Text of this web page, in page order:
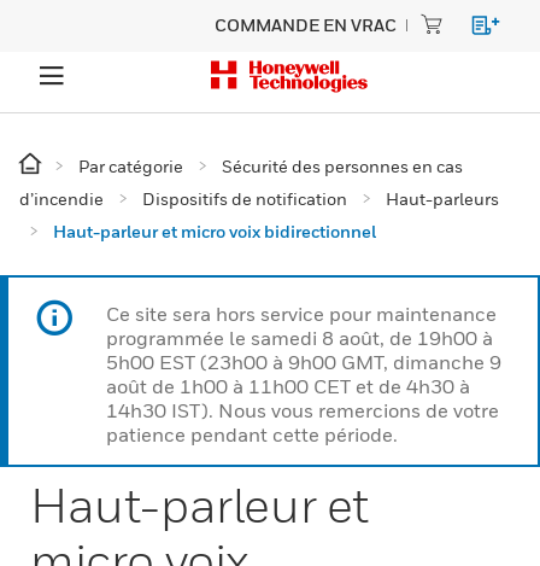
COMMANDE EN VRAC
Par catégorie
Sécurité des personnes en cas
d’incendie
Dispositifs de notification
Haut-parleurs
Haut-parleur et micro voix bidirectionnel
Ce site sera hors service pour maintenance
programmée le samedi 8 août, de 19h00 à
5h00 EST (23h00 à 9h00 GMT, dimanche 9
août de 1h00 à 11h00 CET et de 4h30 à
14h30 IST). Nous vous remercions de votre
patience pendant cette période.
Haut-parleur et